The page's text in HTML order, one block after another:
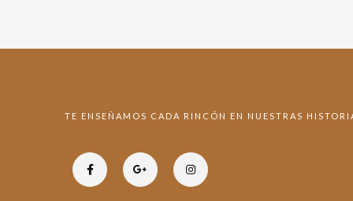
TE ENSEÑAMOS CADA RINCÓN EN NUESTRAS